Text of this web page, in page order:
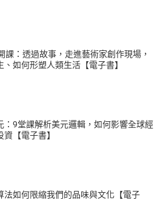
課：透過故事，走進藝術家創作現場，
如何形塑人類生活【電子書】
：9堂課解析美元邏輯，如何影響全球經
【電子書】
法如何限縮我們的品味與文化【電子